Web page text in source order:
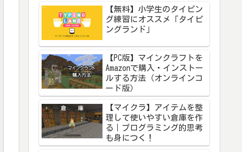
【無料】小学生のタイピン
グ練習にオススメ「タイピ
ングランド」
【PC版】マインクラフトを
Amazonで購入・インストー
ルする方法（オンラインコ
ード版）
【マイクラ】アイテムを整
理して使いやすい倉庫を作
る｜プログラミング的思考
も身につく！